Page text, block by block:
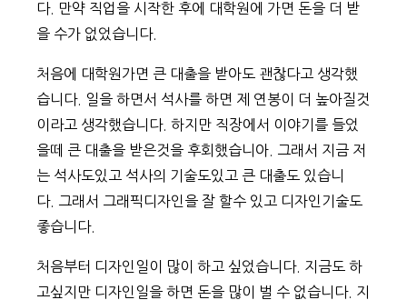
다. 만약 직업을 시작한 후에 대학원에 가면 돈을 더 받
을 수가 없었습니다.
처음에 대학원가면 큰 대출을 받아도 괜찮다고 생각했
습니다. 일을 하면서 석사를 하면 제 연봉이 더 높아질것
이라고 생각했습니다. 하지만 직장에서 이야기를 들었
을떼 큰 대출을 받은것을 후회했습니아. 그래서 지금 저
는 석사도있고 석사의 기술도있고 큰 대출도 있습니
다. 그래서 그래픽디자인을 잘 할수 있고 디자인기술도
좋습니다.
처음부터 디자인일이 많이 하고 싶었습니다. 지금도 하
고싶지만 디자인일을 하면 돈을 많이 벌 수 없습니다. 지